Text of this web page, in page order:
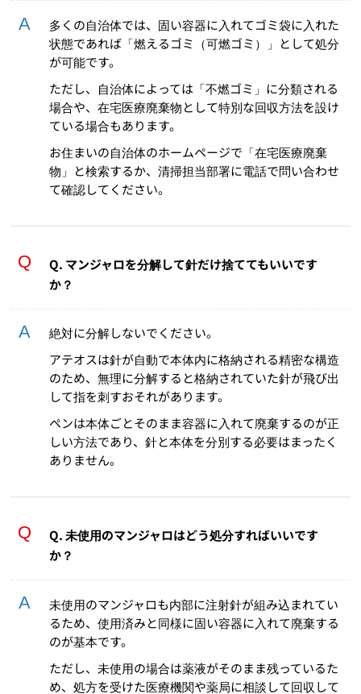
多くの自治体では、固い容器に入れてゴミ袋に入れた
状態であれば「燃えるゴミ（可燃ゴミ）」として処分
が可能です。
ただし、自治体によっては「不燃ゴミ」に分類される
場合や、在宅医療廃棄物として特別な回収方法を設け
ている場合もあります。
お住まいの自治体のホームページで「在宅医療廃棄
物」と検索するか、清掃担当部署に電話で問い合わせ
て確認してください。
Q. マンジャロを分解して針だけ捨ててもいいです
か？
絶対に分解しないでください。
アテオスは針が自動で本体内に格納される精密な構造
のため、無理に分解すると格納されていた針が飛び出
して指を刺すおそれがあります。
ペンは本体ごとそのまま容器に入れて廃棄するのが正
しい方法であり、針と本体を分別する必要はまったく
ありません。
Q. 未使用のマンジャロはどう処分すればいいです
か？
未使用のマンジャロも内部に注射針が組み込まれてい
るため、使用済みと同様に固い容器に入れて廃棄する
のが基本です。
ただし、未使用の場合は薬液がそのまま残っているた
め、処方を受けた医療機関や薬局に相談して回収して